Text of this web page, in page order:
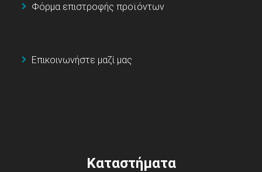
Φόρμα επιστροφής προϊόντων
Επικοινωνήστε μαζί μας
Καταστήματα